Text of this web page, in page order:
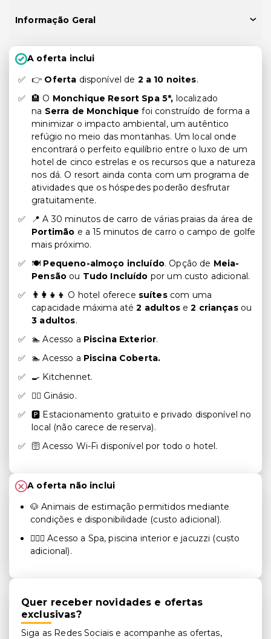
Informação Geral
A oferta inclui
👉 Oferta disponível de 2 a 10 noites.
🏨 O Monchique Resort Spa 5*, localizado
na Serra de Monchiquefoi construído de forma a
minimizar o impacto ambiental, um autêntico
refúgio no meio das montanhas. Um local onde
encontrará o perfeito equilíbrio entre o luxo de um
hotel de cinco estrelas e os recursos que a natureza
nos dá. O resort ainda conta com um programa de
atividades que os hóspedes poderão desfrutar
gratuitamente.
📍 A 30 minutos de carro de várias praias da área de
Portimão e a 15 minutos de carro o campo de golfe
mais próximo.
🍽️ Pequeno-almoço incluído. Opção de Meia-
Pensão ou Tudo Incluído por um custo adicional.
👨‍👩‍👧‍👦 O hotel oferece suítescom uma
capacidade máxima até2 adultose2 criançasou
3 adultos.
🏊 Acesso a Piscina Exterior.
🏊 Acesso a Piscina Coberta.
🍳 Kitchennet.
🏋🏻 Ginásio.
🅿️ Estacionamento gratuito e privado disponível no
local (não carece de reserva).
🛜 Acesso Wi-Fi disponível por todo o hotel.
A oferta não inclui
🐶 Animais de estimação permitidos mediante
condições e disponibilidade (custo adicional).
🧖🏻‍♀️Acesso a Spa, piscina interior e jacuzzi (custo
adicional).
Quer receber novidades e ofertas
exclusivas?
Siga as Redes Sociais e acompanhe as ofertas,